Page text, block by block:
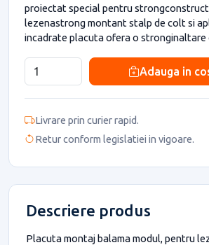
proiectat special pentru
lezenastrong montant stalp de colt si
incadrate placuta ofera o stronginaltare
Adauga in
Livrare prin curier rapid.
Retur conform legislatiei in vigoare.
Descriere produs
Placuta montaj balama modul, pentru